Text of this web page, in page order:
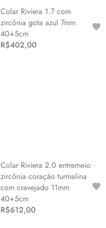
Colar Riviera 1.7 com
zircônia gota azul 7mm
40+5cm
R$402,00
Colar Riviera 2.0 entremeio
zircônia coração turmalina
com cravejado 11mm
40+5cm
R$612,00